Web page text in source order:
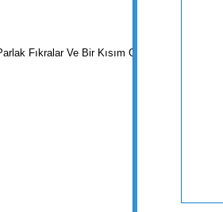
Fıkralar Ve Bir Kısım Güzel Mektuplar